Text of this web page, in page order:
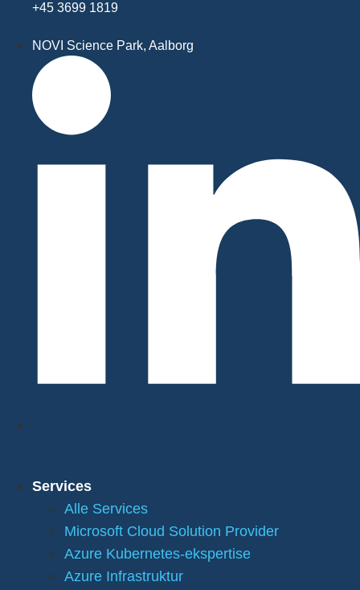
+45 3699 1819
NOVI Science Park, Aalborg
Services
Alle Services
Microsoft Cloud Solution Provider
Azure Kubernetes-ekspertise
Azure Infrastruktur